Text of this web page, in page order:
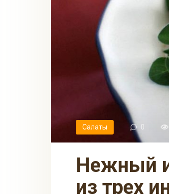
Салаты 0
Нежный и сытный салат «Огонь»
из трех